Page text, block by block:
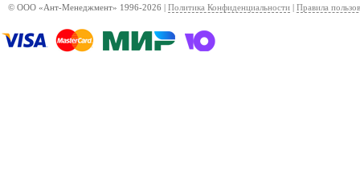
© ООО «Ант-Менеджмент» 1996-2026 | Политика Конфиденциальности Правила